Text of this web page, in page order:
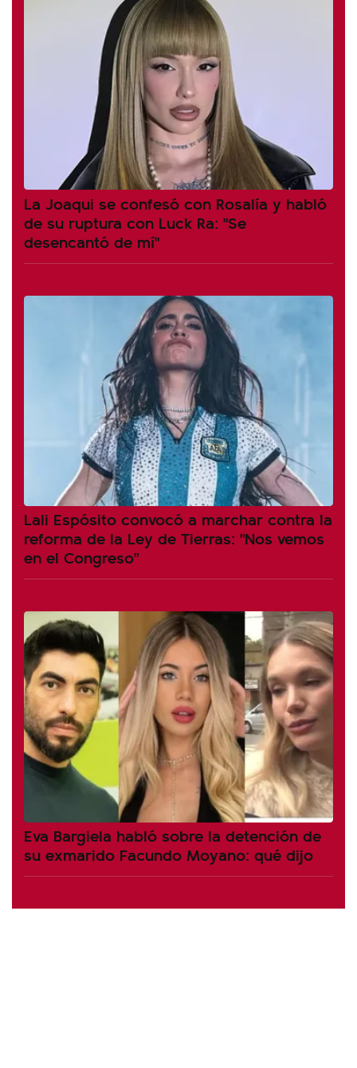
La Joaqui se confesó con Rosalía y habló
de su ruptura con Luck Ra: "Se
desencantó de mí"
Lali Espósito convocó a marchar contra la
reforma de la Ley de Tierras: "Nos vemos
en el Congreso"
Eva Bargiela habló sobre la detención de
su exmarido Facundo Moyano: qué dijo